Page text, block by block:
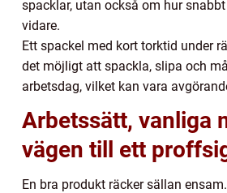
spacklar, utan också om hur
vidare.
Ett spackel med kort torktid under
det möjligt att spackla, slipa och
arbetsdag, vilket kan vara
Arbetssätt, vanliga
vägen till ett
En bra produkt räcker sällan